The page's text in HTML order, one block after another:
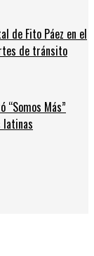
de Fito Páez en el
de tránsito
“Somos Más”
latinas